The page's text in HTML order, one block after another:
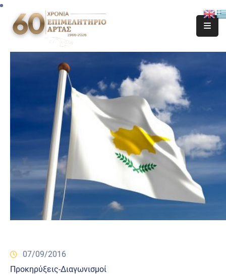
07/09/2016
Προκηρύξεις-Διαγωνισμοί